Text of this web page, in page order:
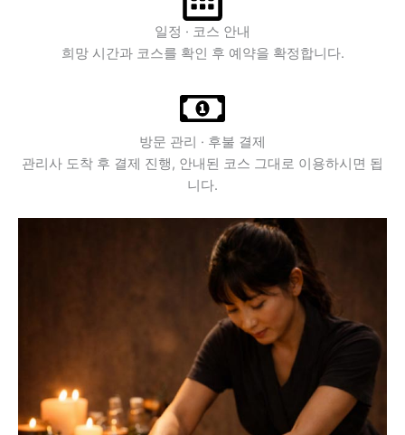
일정 · 코스 안내
희망 시간과 코스를 확인 후 예약을 확정합니다.
방문 관리 · 후불 결제
관리사 도착 후 결제 진행, 안내된 코스 그대로 이용하시면 됩
니다.